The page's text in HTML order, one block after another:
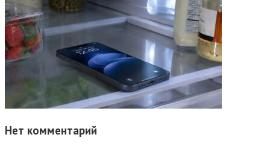
Нет комментарий